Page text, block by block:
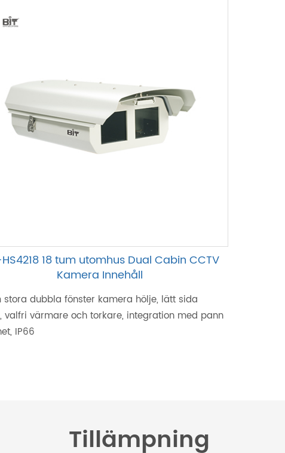
18 tum utomhus Dual Cabin CCTV
Kamera Innehåll
stora dubbla fönster kamera hölje, lätt sida
valfri värmare och torkare, integration med pann
IP66
Tillämpning